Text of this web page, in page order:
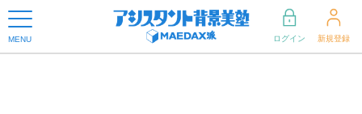
MENU ログイン 新規登録